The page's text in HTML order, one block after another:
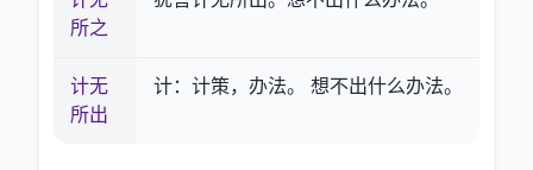
所之
计无
所出
计：计策，办法。 想不出什么办法。